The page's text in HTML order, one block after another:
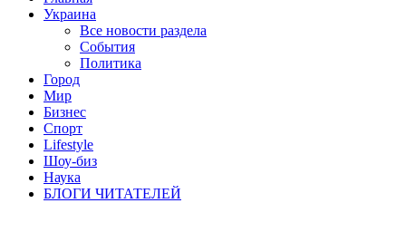
Украина
Все новости раздела
События
Политика
Город
Мир
Бизнес
Спорт
Lifestyle
Шоу-биз
Наука
БЛОГИ ЧИТАТЕЛЕЙ